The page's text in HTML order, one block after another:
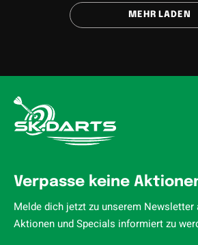
MEHR LADEN
Verpasse keine
Melde dich jetzt zu unserem Newsletter
Aktionen und Specials informiert zu